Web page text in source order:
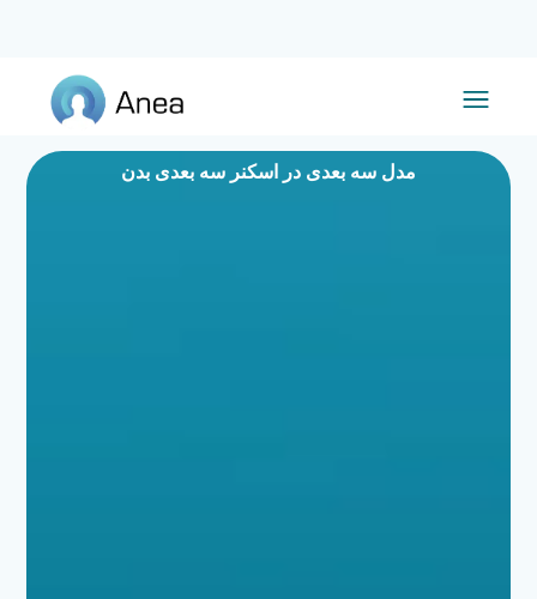
مدل سه بعدی در اسکنر سه بعدی بدن